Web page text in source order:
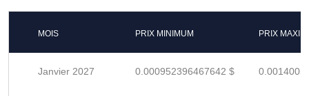
MOIS PRIX MINIMUM PRIX
Janvier 2027 0.000952396467642 $